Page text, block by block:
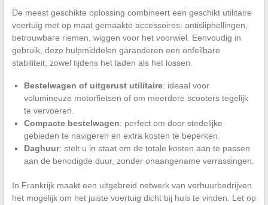
De meest geschikte oplossing combineert een geschikt utilitaire
voertuig met op maat gemaakte accessoires: antisliphellingen,
betrouwbare riemen, wiggen voor het voorwiel. Eenvoudig in
gebruik, deze hulpmiddelen garanderen een onfeilbare
stabiliteit, zowel tijdens het laden als het lossen.
Bestelwagen of uitgerust utilitaire: ideaal voor
volumineuze motorfietsen of om meerdere scooters tegelijk
te vervoeren.
Compacte bestelwagen: perfect om door stedelijke
gebieden te navigeren en extra kosten te beperken.
Daghuur: stelt u in staat om de totale kosten aan te passen
aan de benodigde duur, zonder onaangename verrassingen.
In Frankrijk maakt een uitgebreid netwerk van verhuurbedrijven
het mogelijk om het juiste voertuig dicht bij huis te vinden. Let op